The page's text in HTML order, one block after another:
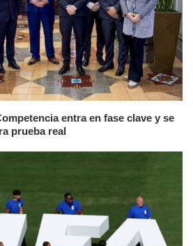
entra en fase clave y se
prueba real